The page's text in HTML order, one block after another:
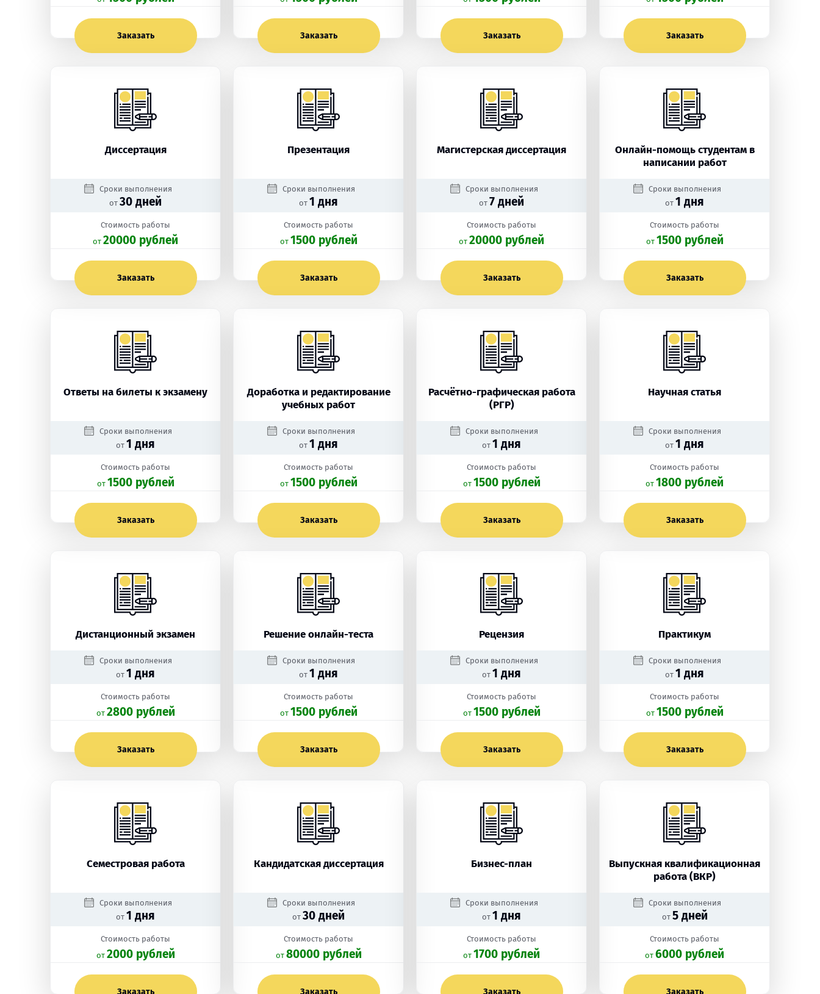
Заказать Заказать Заказать Заказать
Диссертация
Сроки выполнения
от 30 дней
Стоимость работы
oт 20000 рублей
Заказать
Презентация
Сроки выполнения
от 1 дня
Стоимость работы
oт 1500 рублей
Заказать
Магистерская диссертация
Сроки выполнения
от 7 дней
Стоимость работы
oт 20000 рублей
Заказать
Онлайн-помощь студентам в
написании работ
Сроки выполнения
от 1 дня
Стоимость работы
oт 1500 рублей
Заказать
Ответы на билеты к экзамену
Сроки выполнения
от 1 дня
Стоимость работы
oт 1500 рублей
Заказать
Доработка и редактирование
учебных работ
Сроки выполнения
от 1 дня
Стоимость работы
oт 1500 рублей
Заказать
Расчётно-графическая работа
(РГР)
Сроки выполнения
от 1 дня
Стоимость работы
oт 1500 рублей
Заказать
Научная статья
Сроки выполнения
от 1 дня
Стоимость работы
oт 1800 рублей
Заказать
Дистанционный экзамен
Сроки выполнения
от 1 дня
Стоимость работы
oт 2800 рублей
Заказать
Решение онлайн-теста
Сроки выполнения
от 1 дня
Стоимость работы
oт 1500 рублей
Заказать
Рецензия
Сроки выполнения
от 1 дня
Стоимость работы
oт 1500 рублей
Заказать
Практикум
Сроки выполнения
от 1 дня
Стоимость работы
oт 1500 рублей
Заказать
Семестровая работа
Сроки выполнения
от 1 дня
Стоимость работы
oт 2000 рублей
Заказать
Кандидатская диссертация
Сроки выполнения
от 30 дней
Стоимость работы
oт 80000 рублей
Заказать
Бизнес-план
Сроки выполнения
от 1 дня
Стоимость работы
oт 1700 рублей
Заказать
Выпускная квалификационная
работа (ВКР)
Сроки выполнения
от 5 дней
Стоимость работы
oт 6000 рублей
Заказать